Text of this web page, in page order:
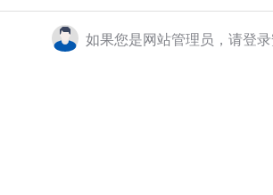
如果您是网站管理员，请登